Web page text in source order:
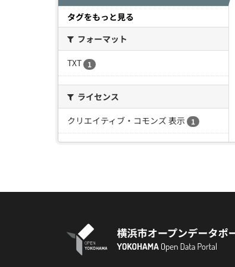
タグをもっと見る
フォーマット
TXT
1
ライセンス
クリエイティブ・コモンズ 表示
1